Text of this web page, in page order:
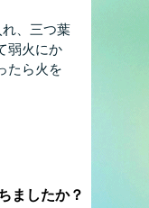
、三つ葉
弱火にか
たら火を
ましたか？